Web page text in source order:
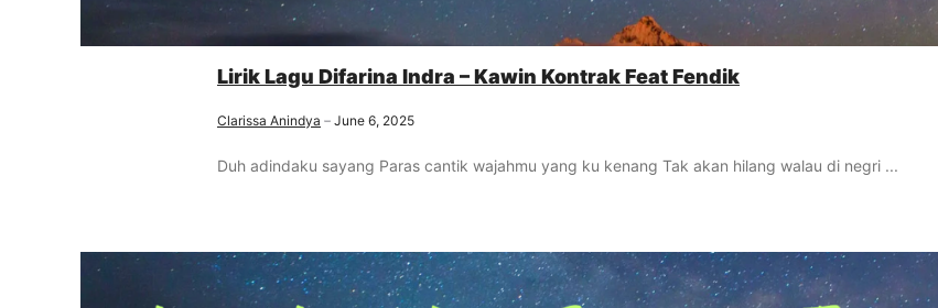
Lirik Lagu Difarina Indra – Kawin Kontrak Feat Fendik
Clarissa Anindya June 6, 2025
Duh adindaku sayang Paras cantik wajahmu yang ku kenang Tak akan hilang walau di negri ...